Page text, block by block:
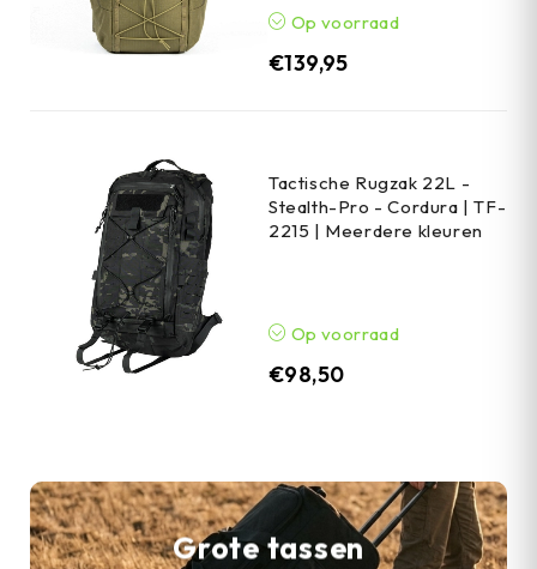
Op voorraad
€139,95
Tactische Rugzak 22L -
Stealth-Pro - Cordura | TF-
2215 | Meerdere kleuren
Op voorraad
€98,50
Grote tassen